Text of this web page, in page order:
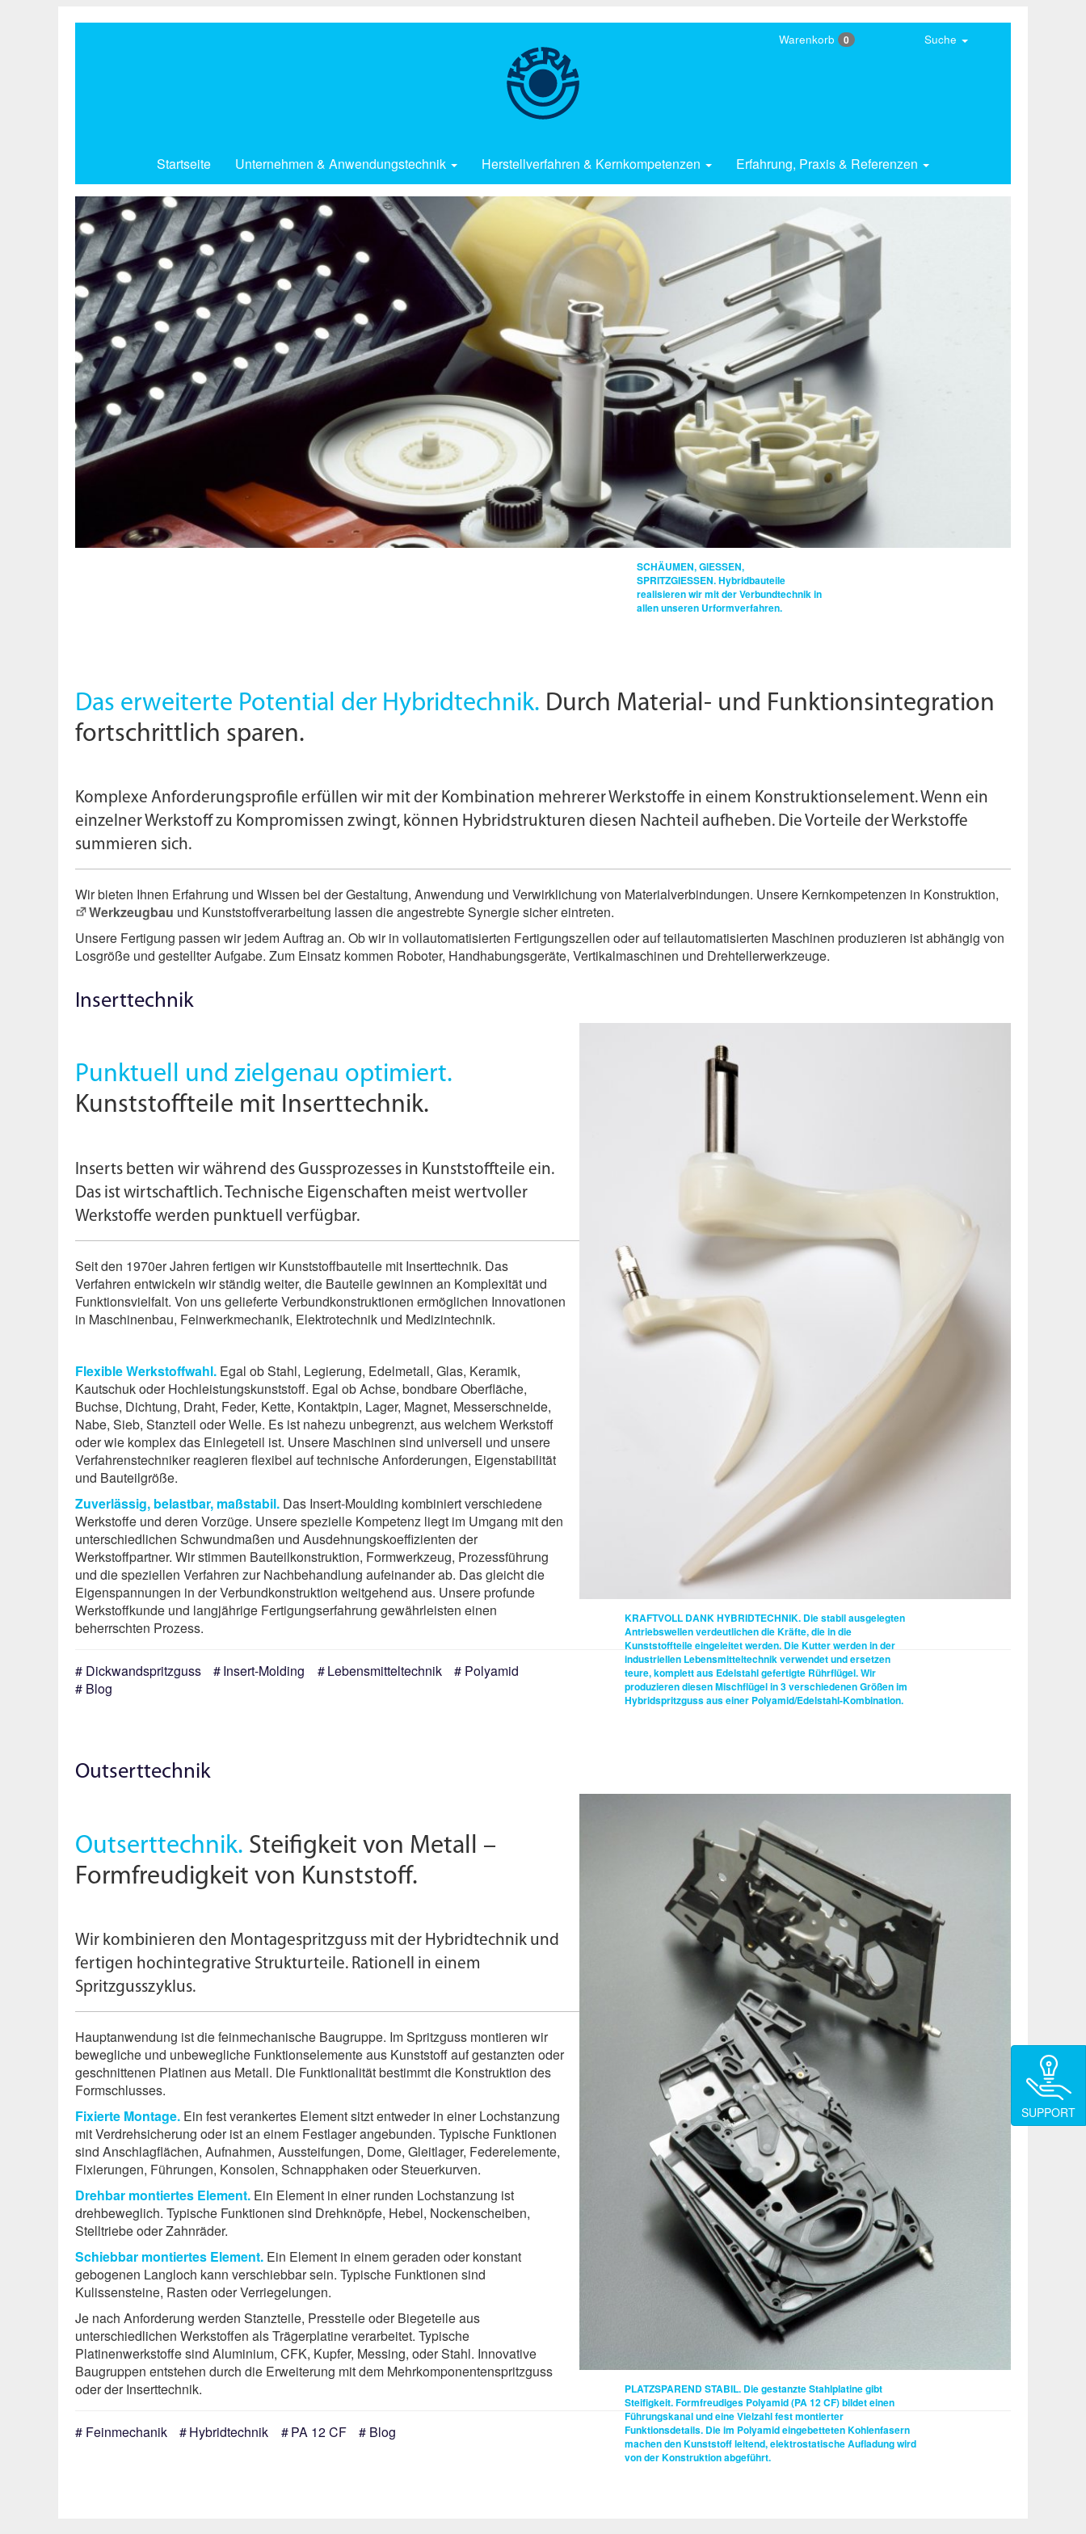
Startseite Unternehmen & Anwendungstechnik Herstellverfahren & Kernkompetenzen Erfahrung, Praxis & Referenzen
Warenkorb 0 Suche
SCHÄUMEN, GIESSEN,
SPRITZGIESSEN.Hybridbauteile
realisieren wir mit der Verbundtechnik in
allen unseren Urformverfahren.
Das erweiterte Potential der Hybridtechnik. Durch Material- und Funktionsintegration
fortschrittlich sparen.
Komplexe Anforderungsprofile erfüllen wir mit der Kombination mehrerer Werkstoffe in einem Konstruktionselement. Wenn ein
einzelner Werkstoff zu Kompromissen zwingt, können Hybridstrukturen diesen Nachteil aufheben. Die Vorteile der Werkstoffe
summieren sich.
Wir bieten Ihnen Erfahrung und Wissen bei der Gestaltung, Anwendung und Verwirklichung von Materialverbindungen. Unsere Kernkompetenzen in Konstruktion,
Werkzeugbau und Kunststoffverarbeitung lassen die angestrebte Synergie sicher eintreten.
Unsere Fertigung passen wir jedem Auftrag an. Ob wir in voll­automatisierten Fertigungs­zellen oder auf teilautomatisierten Maschinen produzieren ist abhängig von
Losgröße und gestellter Aufgabe. Zum Einsatz kommen Roboter, Handhabungsgeräte, Vertikalmaschinen und Drehtellerwerkzeuge.
Inserttechnik
KRAFTVOLL DANK HYBRIDTECHNIK. Die stabil ausgelegten
Antriebswellen verdeutlichen die Kräfte, die in die
Kunststoffteile eingeleitet werden. Die Kutter werden in der
industriellen Lebensmitteltechnik verwendet und ersetzen
teure, komplett aus Edelstahl gefertigte Rührflügel. Wir
produzieren diesen Mischflügel in 3 verschiedenen Größen im
Hybridspritzguss aus einer Polyamid/Edelstahl-Kombination.
Punktuell und zielgenau optimiert.
Kunststoffteile mit Inserttechnik.
Inserts betten wir während des Gussprozesses in Kunststoffteile ein.
Das ist wirtschaftlich. Technische Eigenschaften meist wertvoller
Werkstoffe werden punktuell verfügbar.
Seit den 1970er Jahren fertigen wir Kunststoffbauteile mit Inserttechnik. Das
Verfahren entwickeln wir ständig weiter, die Bauteile gewinnen an Komplexität und
Funktions­vielfalt. Von uns gelieferte Verbund­konstruktionen ermöglichen Innovationen
in Maschinenbau, Feinwerkmechanik, Elektrotechnik und Medizintechnik.
Flexible Werkstoffwahl.Egal ob Stahl, Legierung, Edelmetall, Glas, Keramik,
Kautschuk oder Hochleistungs­kunststoff. Egal ob Achse, bondbare Oberfläche,
Buchse, Dichtung, Draht, Feder, Kette, Kontaktpin, Lager, Magnet, Messerschneide,
Nabe, Sieb, Stanzteil oder Welle. Es ist nahezu unbegrenzt, aus welchem Werkstoff
oder wie komplex das Einlegeteil ist. Unsere Maschinen sind universell und unsere
Verfahrenstechniker reagieren flexibel auf technische Anforderungen, Eigenstabilität
und Bauteilgröße.
Zuverlässig, belastbar, maßstabil.Das Insert-Moulding kombiniert verschiedene
Werkstoffe und deren Vorzüge. Unsere spezielle Kompetenz liegt im Umgang mit den
unterschiedlichen Schwundmaßen und Ausdehnungs­koeffizienten der
Werkstoffpartner. Wir stimmen Bauteilkonstruktion, Form­werkzeug, Prozessführung
und die speziellen Verfahren zur Nachbehandlung aufeinander ab. Das gleicht die
Eigenspannungen in der Verbund­konstruktion weitgehend aus. Unsere profunde
Werkstoffkunde und langjährige Fertigungserfahrung gewährleisten einen
beherrschten Prozess.
Dickwandspritzguss Insert-Molding Lebensmitteltechnik
Polyamid
Blog
Outserttechnik
PLATZSPAREND STABIL. Die gestanzte Stahlplatine gibt
Steifigkeit. Formfreudiges Polyamid (PA 12 CF) bildet einen
Führungskanal und eine Vielzahl fest montierter
Funktionsdetails. Die im Polyamid eingebetteten Kohlenfasern
machen den Kunststoff leitend, elektrostatische Aufladung wird
von der Konstruktion abgeführt.
Outserttechnik. Steifigkeit von Metall –
Formfreudigkeit von Kunststoff.
Wir kombinieren den Montagespritzguss mit der Hybridtechnik und
fertigen hochintegrative Strukturteile. Rationell in einem
Spritzgusszyklus.
Hauptanwendung ist die feinmechanische Baugruppe. Im Spritzguss montieren wir
bewegliche und unbewegliche Funktionselemente aus Kunststoff auf gestanzten oder
geschnittenen Platinen aus Metall. Die Funktionalität bestimmt die Konstruktion des
Formschlusses.
Fixierte Montage.Ein fest verankertes Element sitzt entweder in einer Lochstanzung
mit Verdrehsicherung oder ist an einem Festlager angebunden. Typische Funktionen
sind Anschlagflächen, Aufnahmen, Aussteifungen, Dome, Gleitlager, Federelemente,
Fixierungen, Führungen, Konsolen, Schnapphaken oder Steuerkurven.
Drehbar montiertes Element.Ein Element in einer runden Lochstanzung ist
drehbeweglich. Typische Funktionen sind Drehknöpfe, Hebel, Nockenscheiben,
Stelltriebe oder Zahnräder.
Schiebbar montiertes Element.Ein Element in einem geraden oder konstant
gebogenen Langloch kann verschiebbar sein. Typische Funktionen sind
Kulissensteine, Rasten oder Verriegelungen.
Je nach Anforderung werden Stanzteile, Pressteile oder Biegeteile aus
unterschiedlichen Werkstoffen als Trägerplatine verarbeitet. Typische
Platinenwerkstoffe sind Aluminium, CFK, Kupfer, Messing, oder Stahl. Innovative
Baugruppen entstehen durch die Erweiterung mit dem Mehrkomponentenspritzguss
oder der Inserttechnik.
Feinmechanik Hybridtechnik PA 12 CF Blog
SUPPORT